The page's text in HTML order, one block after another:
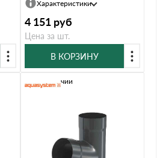
Характеристики
4 151 руб
Цена за шт.
В КОРЗИНУ
В наличии